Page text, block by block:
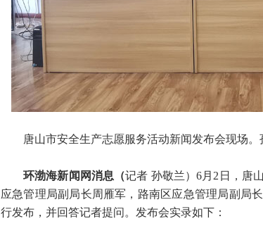
唐山市安全生产志愿服务活动新闻发布会现场。
环渤海新闻网消息（记者 孙敬兰）6月2日，唐
应急管理局副局长周雁军，路南区应急管理局副局
行发布，并回答记者提问。发布会实录如下：